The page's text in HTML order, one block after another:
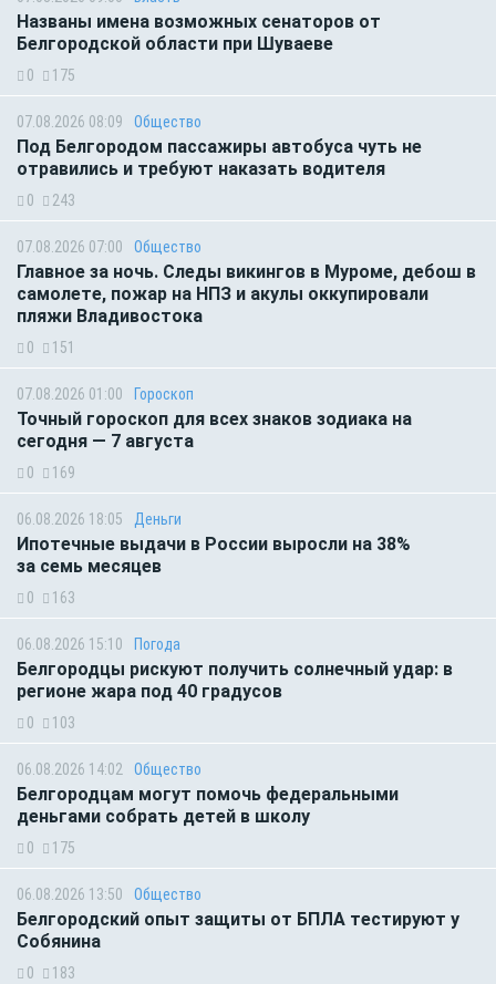
Названы имена возможных сенаторов от
Белгородской области при Шуваеве
0 175
07.08.2026 08:09 Общество
Под Белгородом пассажиры автобуса чуть не
отравились и требуют наказать водителя
0 243
07.08.2026 07:00 Общество
Главное за ночь. Следы викингов в Муроме, дебош в
самолете, пожар на НПЗ и акулы оккупировали
пляжи Владивостока
0 151
07.08.2026 01:00 Гороскоп
Точный гороскоп для всех знаков зодиака на
сегодня — 7 августа
0 169
06.08.2026 18:05 Деньги
Ипотечные выдачи в России выросли на 38%
за семь месяцев
0 163
06.08.2026 15:10 Погода
Белгородцы рискуют получить солнечный удар: в
регионе жара под 40 градусов
0 103
06.08.2026 14:02 Общество
Белгородцам могут помочь федеральными
деньгами собрать детей в школу
0 175
06.08.2026 13:50 Общество
Белгородский опыт защиты от БПЛА тестируют у
Собянина
0 183